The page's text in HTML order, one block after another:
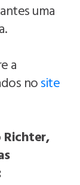
uma
a
nosite
Richter,